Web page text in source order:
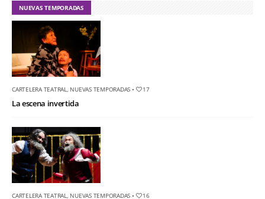
NUEVAS TEMPORADAS
CARTELERA TEATRAL NUEVAS TEMPORADAS • 17
La escena invertida
CARTELERA TEATRAL NUEVAS TEMPORADAS • 16